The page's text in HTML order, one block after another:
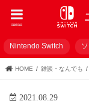
menu
Nintendo Switch
HOME 雑談・なんでも
2021.08.29